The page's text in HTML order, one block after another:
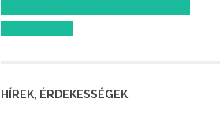
HÍREK, ÉRDEKESSÉGEK